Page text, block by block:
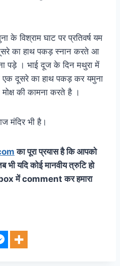
के विश्राम घाट पर प्रतिवर्ष यम
का हाथ पकड़ स्नान करते आ
पड़े । भाई दूज के दिन मथुरा में
दूसरे का हाथ पकड़ कर यमुना
की कामना करते है ।
मंदिर भी है।
का पूरा प्रयास है कि आपको
भी यदि कोई मानवीय त्रुटि हो
में comment कर हमारा